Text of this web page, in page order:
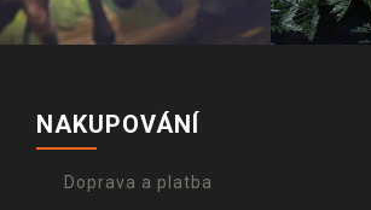
NAKUPOVÁNÍ
Doprava a platba